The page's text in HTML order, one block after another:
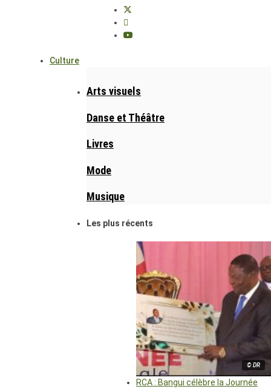
Culture
Arts visuels
Danse et Théâtre
Livres
Mode
Musique
Les plus récents
© DR
RCA : Bangui célèbre la Journée